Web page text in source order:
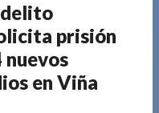
prisión
nuevos
en Viña